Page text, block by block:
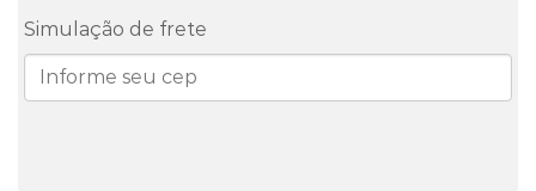
Simulação de frete